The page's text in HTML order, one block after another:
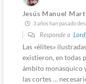
Jesús Manuel
3 años han pasado
Responde a
Las «élites»
existieron, en todas
ámbito monasquico
las cortes …